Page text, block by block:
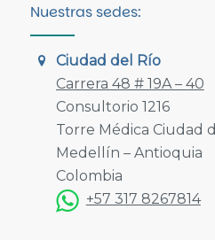
Nuestras sedes:
Ciudad del Río
Carrera 48 # 19A – 40
Consultorio 1216
Torre Médica Ciudad
Medellín – Antioquia
Colombia
+57 317 8267814